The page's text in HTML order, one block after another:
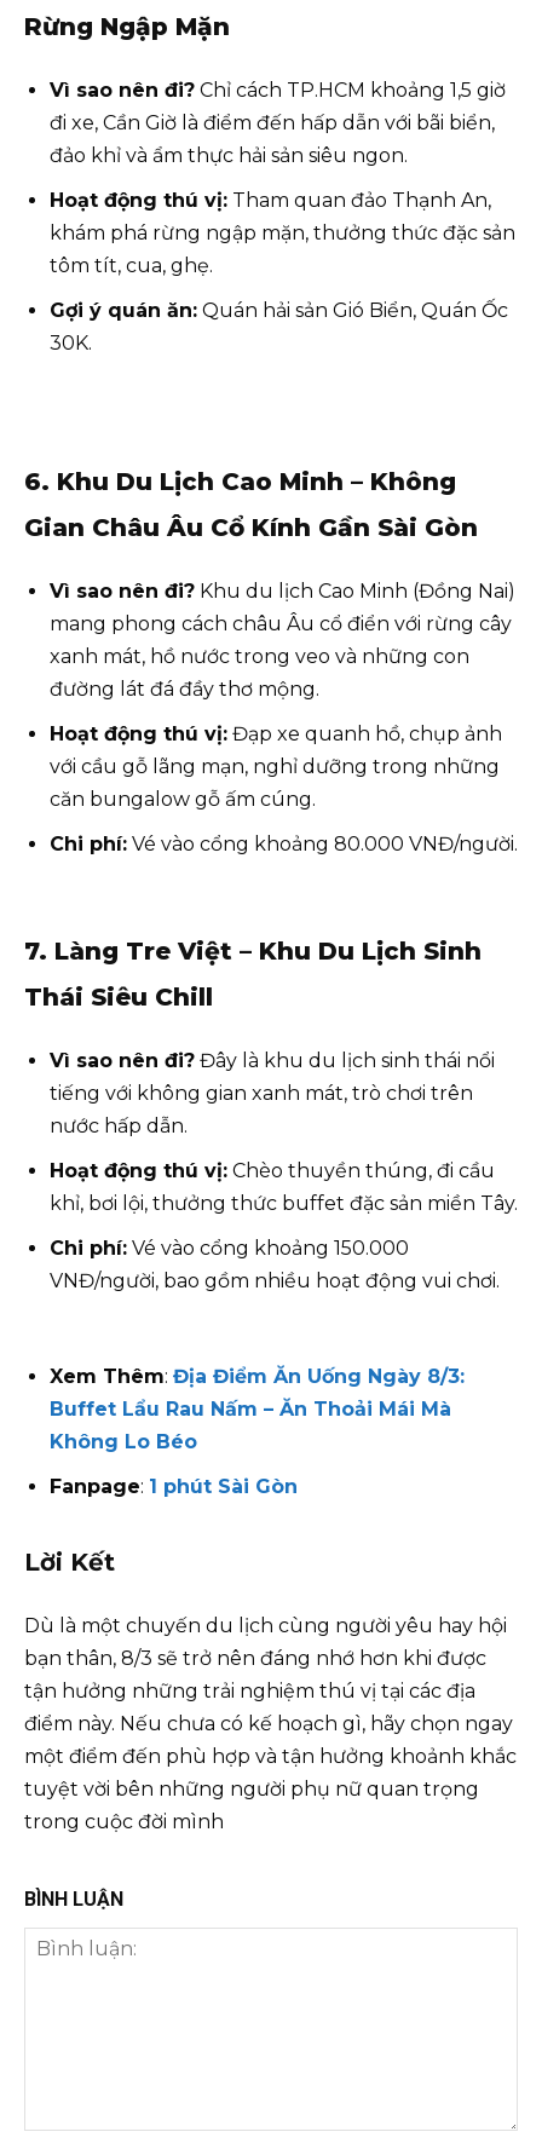
Rừng Ngập Mặn
Vì sao nên đi? Chỉ cách TP.HCM khoảng 1,5 giờ
đi xe, Cần Giờ là điểm đến hấp dẫn với bãi biển,
đảo khỉ và ẩm thực hải sản siêu ngon.
Hoạt động thú vị: Tham quan đảo Thạnh An,
khám phá rừng ngập mặn, thưởng thức đặc sản
tôm tít, cua, ghẹ.
Gợi ý quán ăn: Quán hải sản Gió Biển, Quán Ốc
30K.
6. Khu Du Lịch Cao Minh – Không
Gian Châu Âu Cổ Kính Gần Sài Gòn
Vì sao nên đi? Khu du lịch Cao Minh (Đồng Nai)
mang phong cách châu Âu cổ điển với rừng cây
xanh mát, hồ nước trong veo và những con
đường lát đá đầy thơ mộng.
Hoạt động thú vị: Đạp xe quanh hồ, chụp ảnh
với cầu gỗ lãng mạn, nghỉ dưỡng trong những
căn bungalow gỗ ấm cúng.
Chi phí: Vé vào cổng khoảng 80.000 VNĐ/người.
7. Làng Tre Việt – Khu Du Lịch Sinh
Thái Siêu Chill
Vì sao nên đi? Đây là khu du lịch sinh thái nổi
tiếng với không gian xanh mát, trò chơi trên
nước hấp dẫn.
Hoạt động thú vị: Chèo thuyền thúng, đi cầu
khỉ, bơi lội, thưởng thức buffet đặc sản miền Tây.
Chi phí: Vé vào cổng khoảng 150.000
VNĐ/người, bao gồm nhiều hoạt động vui chơi.
Xem Thêm: Địa Điểm Ăn Uống Ngày 8/3:
Buffet Lẩu Rau Nấm – Ăn Thoải Mái Mà
Không Lo Béo
Fanpage: 1 phút Sài Gòn
Lời Kết
Dù là một chuyến du lịch cùng người yêu hay hội
bạn thân, 8/3 sẽ trở nên đáng nhớ hơn khi được
tận hưởng những trải nghiệm thú vị tại các địa
điểm này. Nếu chưa có kế hoạch gì, hãy chọn ngay
một điểm đến phù hợp và tận hưởng khoảnh khắc
tuyệt vời bên những người phụ nữ quan trọng
trong cuộc đời mình
BÌNH LUẬN